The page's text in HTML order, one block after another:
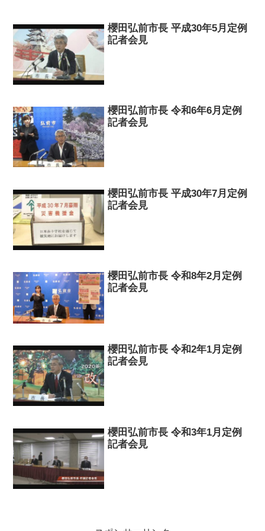
櫻田弘前市長 平成30年5月定例
記者会見
櫻田弘前市長 令和6年6月定例
記者会見
櫻田弘前市長 平成30年7月定例
記者会見
櫻田弘前市長 令和8年2月定例
記者会見
櫻田弘前市長 令和2年1月定例
記者会見
櫻田弘前市長 令和3年1月定例
記者会見